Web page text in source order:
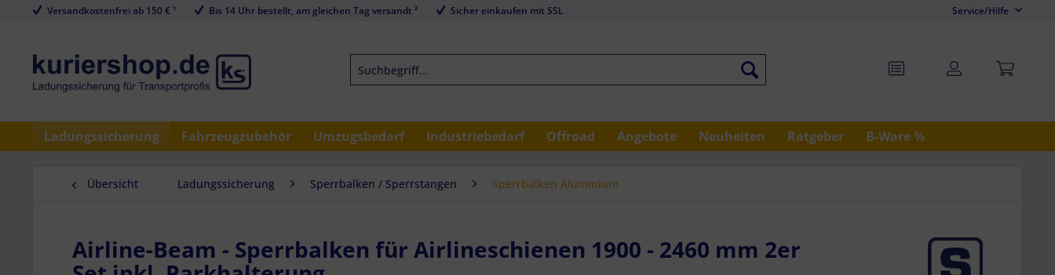
Versandkostenfrei ab 150 € ¹ Bis 14 Uhr bestellt, am gleichen Tag versandt ² Sicher einkaufen mit SSL Service/Hilfe
Ladungssicherung Fahrzeugzubehör Umzugsbedarf Industriebedarf Offroad Angebote Neuheiten Ratgeber B-Ware %
Übersicht Ladungssicherung Sperrbalken / Sperrstangen Sperrbalken Aluminium
Airline-Beam - Sperrbalken für Airlineschienen 1900 - 2460 mm 2er